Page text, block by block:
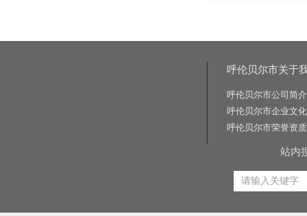
呼伦贝尔市关于
呼伦贝尔市公司简介
呼伦贝尔市企业文化
呼伦贝尔市荣誉资质
站内